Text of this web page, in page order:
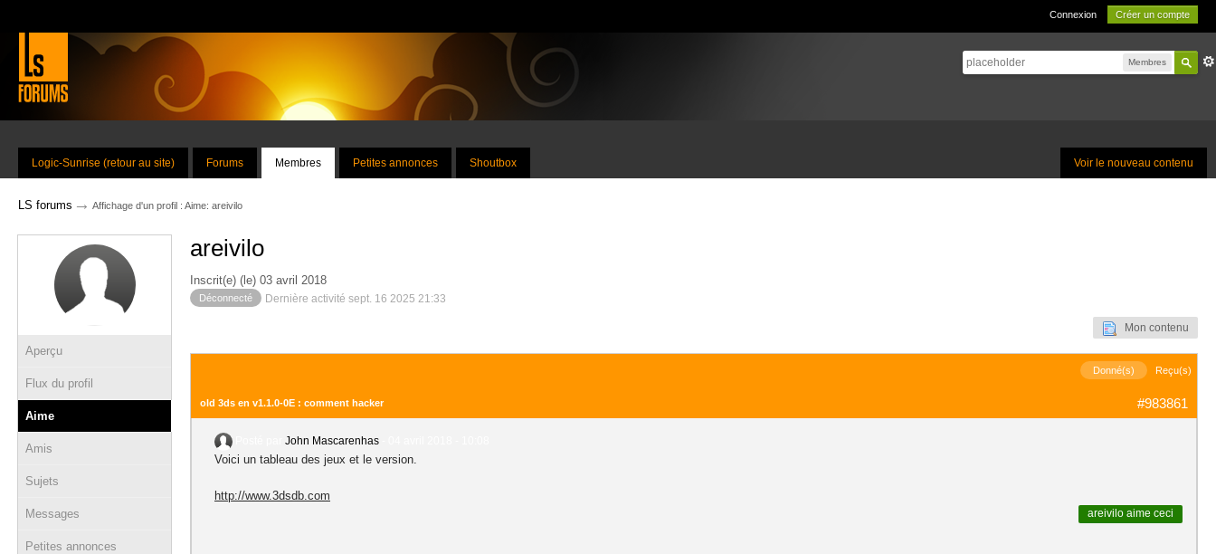
Connexion Créer un compte
Membres
Voir le nouveau contenu
Logic-Sunrise (retour au site) Forums Membres Petites annonces Shoutbox
LS forums → Affichage d'un profil : Aime: areivilo
Aperçu
Flux du profil
Aime
Amis
Sujets
Messages
Petites annonces
areivilo
Inscrit(e) (le) 03 avril 2018
Déconnecté Dernière activité sept. 16 2025 21:33
Mon contenu
Donné(s) Reçu(s)
#983861
old 3ds en v1.1.0-0E : comment hacker
John Mascarenhas
Voici un tableau des jeux et le version.
http://www.3dsdb.com
areivilo aime ceci